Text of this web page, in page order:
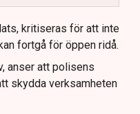
uniformerad polis
när det gäller
och gränser.
kritiseras för att inte
fortgå för öppen ridå.
anser att polisens
skydda verksamheten